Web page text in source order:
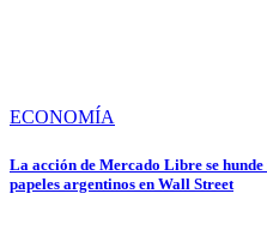
ECONOMÍA
La acción de Mercado Libre se
papeles argentinos en Wall Street